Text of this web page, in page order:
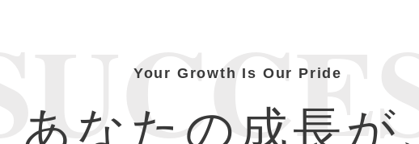
Your Growth Is Our Pride
あなたの成長が